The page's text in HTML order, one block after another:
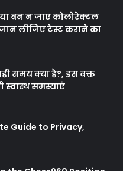
बन न जाए कोलोरेक्टल
लीजिए टेस्ट कराने का
समय क्‍या है?, इस वक्त
स्वास्थ समस्याएं
Guide to Privacy,